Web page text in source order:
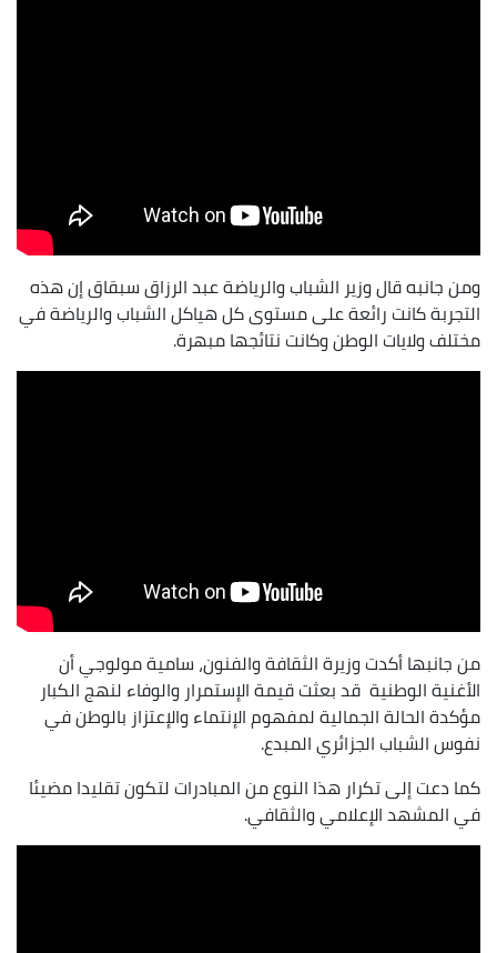
ومن جانبه قال وزير الشباب والرياضة عبد الرزاق سبقاق إن هذه
التجربة كانت رائعة على مستوى كل هياكل الشباب والرياضة في
مختلف ولايات الوطن وكانت نتائجها مبهرة.
من جانبها أكدت وزيرة الثقافة والفنون، سامية مولوجي أن
الأغنية الوطنية قد بعثت قيمة الإستمرار والوفاء لنهج الكبار
مؤكدة الحالة الجمالية لمفهوم الإنتماء والإعتزاز بالوطن في
نفوس الشباب الجزائري المبدع.
كما دعت إلى تكرار هذا النوع من المبادرات لتكون تقليدا مضيئا
في المشهد الإعلامي والثقافي.